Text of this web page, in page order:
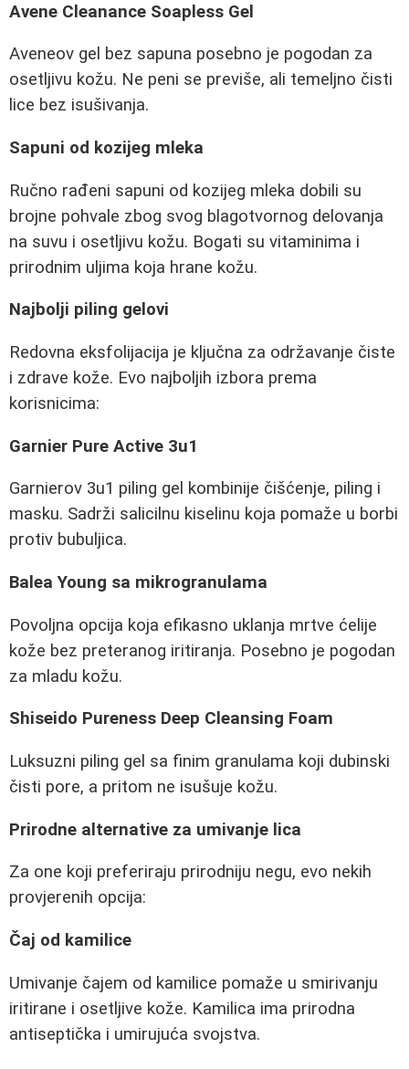
Avene Cleanance Soapless Gel
Aveneov gel bez sapuna posebno je pogodan za
osetljivu kožu. Ne peni se previše, ali temeljno čisti
lice bez isušivanja.
Sapuni od kozijeg mleka
Ručno rađeni sapuni od kozijeg mleka dobili su
brojne pohvale zbog svog blagotvornog delovanja
na suvu i osetljivu kožu. Bogati su vitaminima i
prirodnim uljima koja hrane kožu.
Najbolji piling gelovi
Redovna eksfolijacija je ključna za održavanje čiste
i zdrave kože. Evo najboljih izbora prema
korisnicima:
Garnier Pure Active 3u1
Garnierov 3u1 piling gel kombinije čišćenje, piling i
masku. Sadrži salicilnu kiselinu koja pomaže u borbi
protiv bubuljica.
Balea Young sa mikrogranulama
Povoljna opcija koja efikasno uklanja mrtve ćelije
kože bez preteranog iritiranja. Posebno je pogodan
za mladu kožu.
Shiseido Pureness Deep Cleansing Foam
Luksuzni piling gel sa finim granulama koji dubinski
čisti pore, a pritom ne isušuje kožu.
Prirodne alternative za umivanje lica
Za one koji preferiraju prirodniju negu, evo nekih
provjerenih opcija:
Čaj od kamilice
Umivanje čajem od kamilice pomaže u smirivanju
iritirane i osetljive kože. Kamilica ima prirodna
antiseptička i umirujuća svojstva.